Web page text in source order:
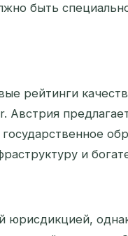
быть
рейтинги
Австрия
и
юрисдикцией,